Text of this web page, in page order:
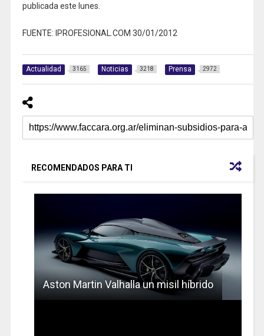
publicada este lunes.
FUENTE: IPROFESIONAL.COM 30/01/2012
Actualidad 3165 Noticias 3218 Prensa 2972
RECOMENDADOS PARA TI
Aston Martin Valhalla un misil híbrido